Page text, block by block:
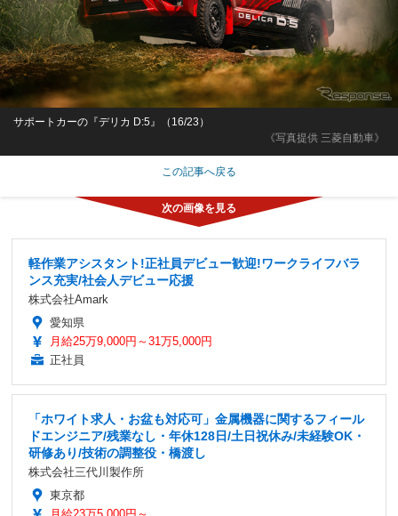
《写真提供 三菱自動車》
サポートカーの『デリカ D:5』（16/23）
この記事へ戻る
軽作業アシスタント!正社員デビュー歓迎!ワークライフバラ
ンス充実/社会人デビュー応援
株式会社Amark
愛知県
月給25万9,000円～31万5,000円
正社員
「ホワイト求人・お盆も対応可」金属機器に関するフィール
ドエンジニア/残業なし・年休128日/土日祝休み/未経験OK・
研修あり/技術の調整役・橋渡し
株式会社三代川製作所
東京都